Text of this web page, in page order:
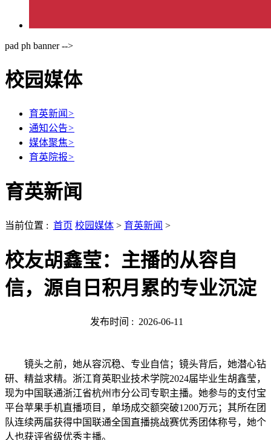
pad ph banner -->
校园媒体
育英新闻 >
通知公告>
媒体聚焦>
育英院报>
育英新闻
当前位置 : 首页 校园媒体 > 育英新闻 >
校友胡鑫莹：主播的从容自
信，源自日积月累的专业沉淀
发布时间 : 2026-06-11
镜头之前，她从容沉稳、专业自信；镜头背后，她潜心钻
研、精益求精。浙江育英职业技术学院2024届毕业生胡鑫莹，
现为中国联通浙江省杭州市分公司专职主播。她参与的支付宝
平台苹果手机直播项目，单场成交额突破1200万元；其所在团
队连续两届获得中国联通全国直播挑战赛优秀团体称号，她个
人也获评省级优秀主播。